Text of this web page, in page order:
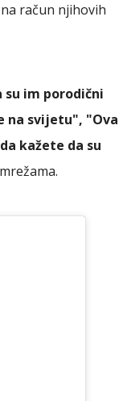
račun njihovih
im porodični
na svijetu", "Ova
kažete da su